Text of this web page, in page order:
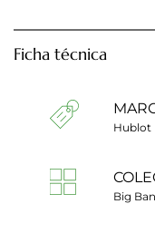
Ficha técnica
Hublot
Big